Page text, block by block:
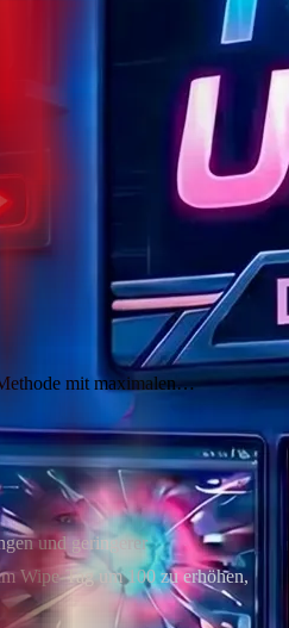
mit maximalen…
und geringerer
Wipe-Tag um 100 zu erhöhen,